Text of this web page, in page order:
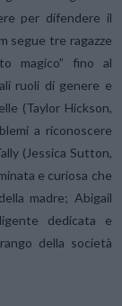
per difendere il
segue tre ragazze
magico” fino al
ruoli di genere e
(Taylor Hickson,
a riconoscere
(Jessica Sutton,
e curiosa che
madre; Abigail
dedicata e
della società